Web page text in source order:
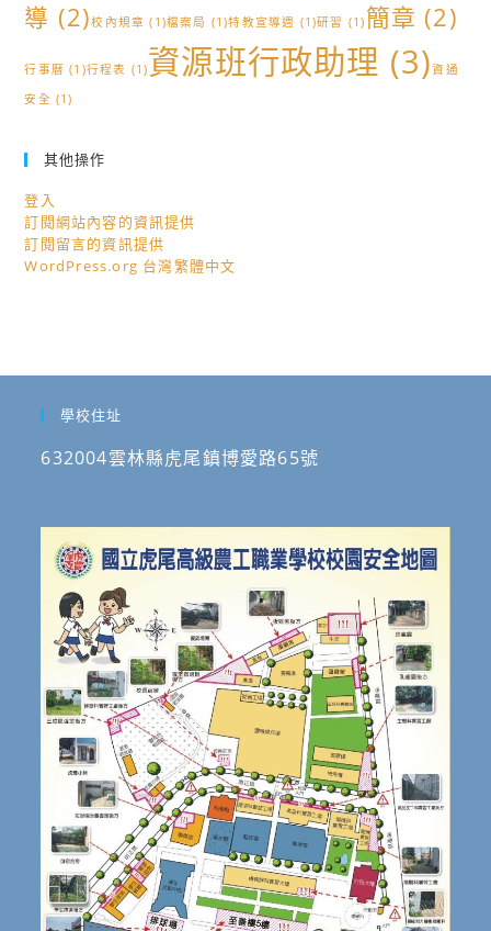
導 (2)校內規章 (1)檔案局 (1)特教宣導週 (1)研習 (1) 簡章 (2)
行事曆 (1)行程表 (1)資源班行政助理 (3)資通
安全 (1)
其他操作
登入
訂閱網站內容的資訊提供
訂閱留言的資訊提供
WordPress.org 台灣繁體中文
學校住址
632004雲林縣虎尾鎮博愛路65號